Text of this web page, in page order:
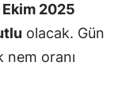
2025
olacak. Gün
nem oranı